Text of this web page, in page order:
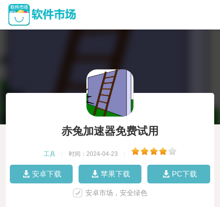
赤兔加速器免费试用
工具 时间：2024-04-23
安卓下载 苹果下载 PC下载
安卓市场，安全绿色